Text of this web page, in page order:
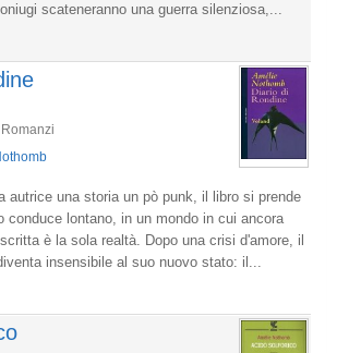
scateneranno una guerra silenziosa,...
autrice una storia un pò punk, il libro si prende
conduce lontano, in un mondo in cui ancora
è la sola realtà. Dopo una crisi d'amore, il
insensibile al suo nuovo stato: il...